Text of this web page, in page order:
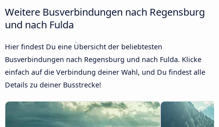
Weitere Busverbindungen nach Regensburg
und nach Fulda
Hier findest Du eine Übersicht der beliebtesten
Busverbindungen nach Regensburg und nach Fulda. Klicke
einfach auf die Verbindung deiner Wahl, und Du findest alle
Details zu deiner Busstrecke!